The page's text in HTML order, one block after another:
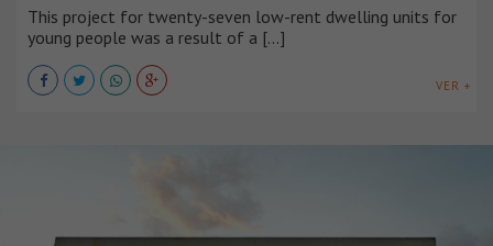
This project for twenty-seven low-rent dwelling units for
young people was a result of a [...]
VER +